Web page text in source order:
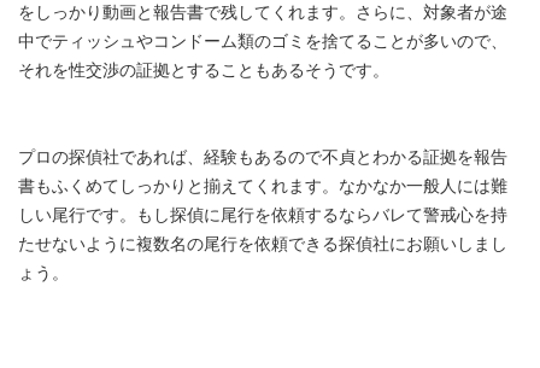
をしっかり動画と報告書で残してくれます。さらに、対象者が途
中でティッシュやコンドーム類のゴミを捨てることが多いので、
それを性交渉の証拠とすることもあるそうです。
プロの探偵社であれば、経験もあるので不貞とわかる証拠を報告
書もふくめてしっかりと揃えてくれます。なかなか一般人には難
しい尾行です。もし探偵に尾行を依頼するならバレて警戒心を持
たせないように複数名の尾行を依頼できる探偵社にお願いしまし
ょう。